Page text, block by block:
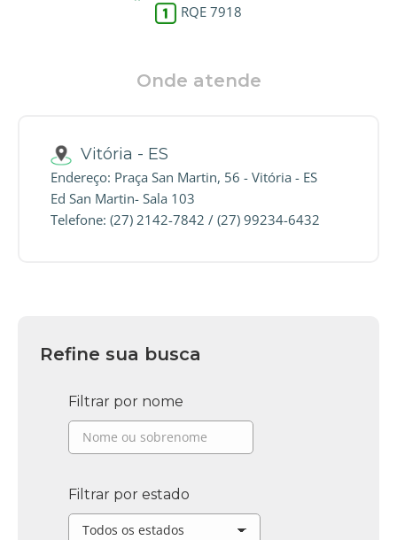
RQE 7918
Onde atende
Vitória - ES
Endereço: Praça San Martin, 56 - Vitória - ES
Ed San Martin- Sala 103
Telefone: (27) 2142-7842 / (27) 99234-6432
Refine sua busca
Filtrar por nome
Filtrar por estado